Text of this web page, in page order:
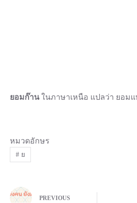
ยอมก๊าน ในภาษาเหนือ แปลว่า ยอม
หมวดอักษร
#ย
PREVIOUS